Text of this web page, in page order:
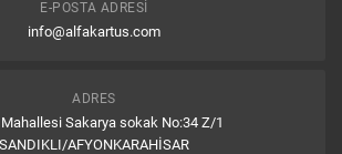
E-POSTA ADRESI
info@alfakartus.com
ADRES
Mahallesi Sakarya sokak No:34 Z/1
SANDIKLI/AFYONKARAHİSAR